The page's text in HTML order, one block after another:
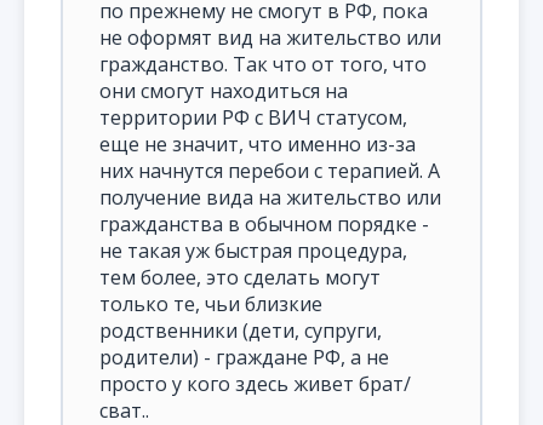
по прежнему не смогут в РФ, пока
не оформят вид на жительство или
гражданство. Так что от того, что
они смогут находиться на
территории РФ с ВИЧ статусом,
еще не значит, что именно из-за
них начнутся перебои с терапией. А
получение вида на жительство или
гражданства в обычном порядке -
не такая уж быстрая процедура,
тем более, это сделать могут
только те, чьи близкие
родственники (дети, супруги,
родители) - граждане РФ, а не
просто у кого здесь живет брат/
сват..